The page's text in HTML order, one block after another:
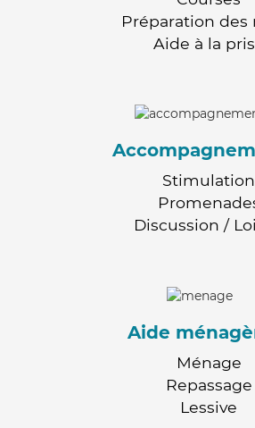
Préparation des
Aide à la
Stimulation
Discussion /
Aide
Ménage
Repassage
Lessive